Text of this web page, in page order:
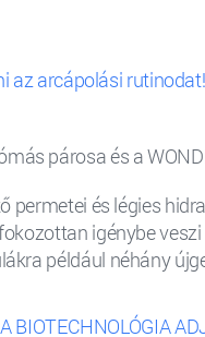
az arcápolási rutinodat!
párosa és a
permetei és légies
igénybe
például néhány
BIOTECHNOLÓGIA